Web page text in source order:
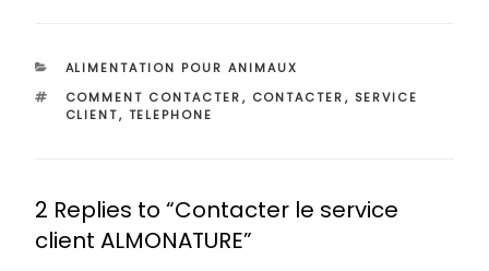
CATÉGORIES
ALIMENTATION POUR ANIMAUX
ÉTIQUETTES
COMMENT CONTACTER, CONTACTER, SERVICE
CLIENT, TELEPHONE
2 Replies to “Contacter le service
client ALMONATURE”